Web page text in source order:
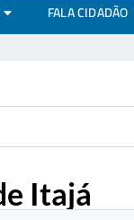
FALA CIDADÃO
Itajá